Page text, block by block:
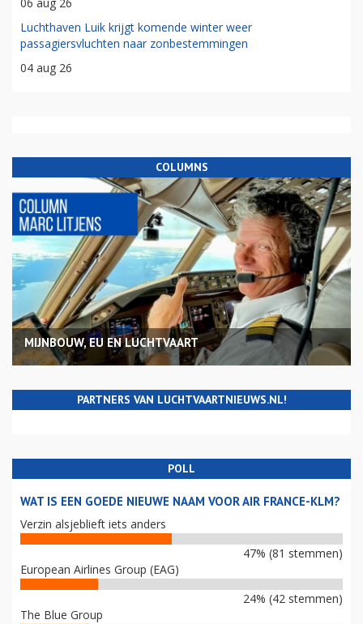
Luchthaven Luik krijgt komende winter weer
passagiersvluchten naar zonbestemmingen
04 aug 26
COLUMNS
MIJNBOUW, EU EN LUCHTVAART
PARTNERS VAN LUCHTVAARTNIEUWS.NL!
POLL
WAT IS EEN GOEDE NIEUWE NAAM VOOR AIR FRANCE-KLM?
Verzin alsjeblieft iets anders
47% (81 stemmen)
European Airlines Group (EAG)
24% (42 stemmen)
The Blue Group